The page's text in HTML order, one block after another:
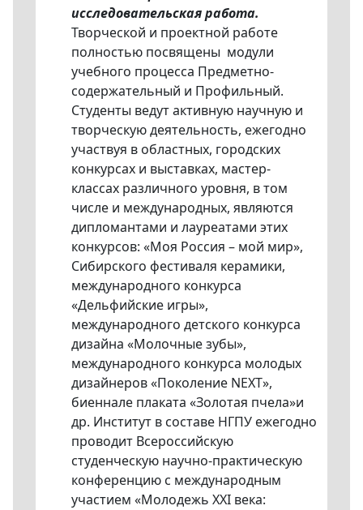
исследовательская работа.
Творческой и проектной работе
полностью посвящены модули
учебного процесса Предметно-
содержательный и Профильный.
Студенты ведут активную научную и
творческую деятельность, ежегодно
участвуя в областных, городских
конкурсах и выставках, мастер-
классах различного уровня, в том
числе и международных, являются
дипломантами и лауреатами этих
конкурсов: «Моя Россия – мой мир»,
Сибирского фестиваля керамики,
международного конкурса
«Дельфийские игры»,
международного детского конкурса
дизайна «Молочные зубы»,
международного конкурса молодых
дизайнеров «Поколение NEXT»,
биеннале плаката «Золотая пчела»и
др. Институт в составе НГПУ ежегодно
проводит Всероссийскую
студенческую научно-практическую
конференцию с международным
участием «Молодежь XXI века: